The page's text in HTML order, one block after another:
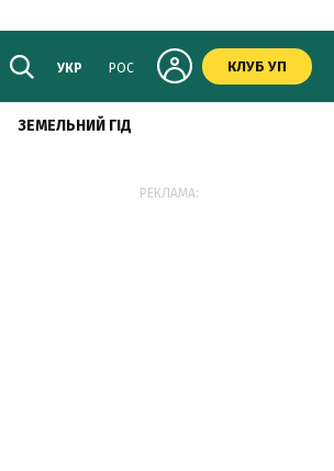
УКР РОС КЛУБ УП
ЗЕМЕЛЬНИЙ ГІД
РЕКЛАМА: